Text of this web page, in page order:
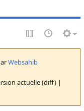
Websahib
actuelle (diff) |